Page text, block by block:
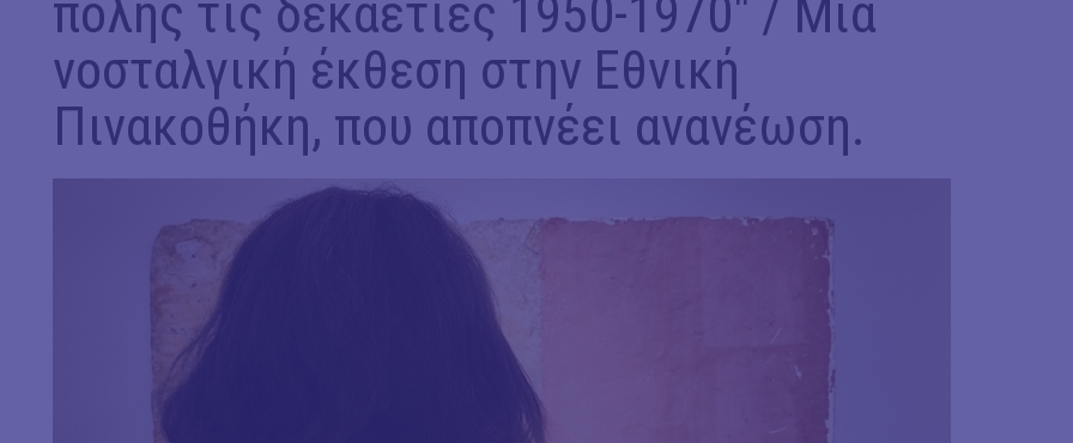
πόλης τις δεκαετίες 1950-1970" / Μια
νοσταλγική έκθεση στην Εθνική
Πινακοθήκη, που αποπνέει ανανέωση.